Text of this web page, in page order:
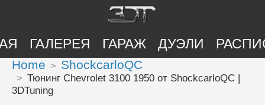
ГАЛЕРЕЯ ГАРАЖ ДУЭЛИ
Home ShockcarloQC
Тюнинг Chevrolet 3100 1950 от ShockcarloQC |
3DTuning